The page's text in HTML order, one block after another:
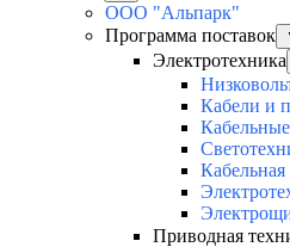
ООО "Альпарк"
Программа поставок
Электротехника
Кабели и
Кабельная
Приводная